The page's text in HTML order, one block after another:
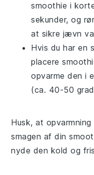
smoothie i
sekunder, og
at sikre jævn
Hvis du har en
placere
opvarme den i
(ca. 40-50
Husk, at
smagen af din
nyde den kold og